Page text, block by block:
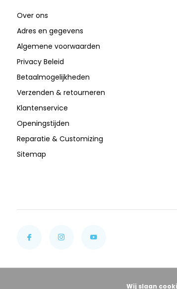
Over ons
Adres en gegevens
Algemene voorwaarden
Privacy Beleid
Betaalmogelijkheden
Verzenden & retourneren
Klantenservice
Openingstijden
Reparatie & Customizing
Sitemap
Wij slaan